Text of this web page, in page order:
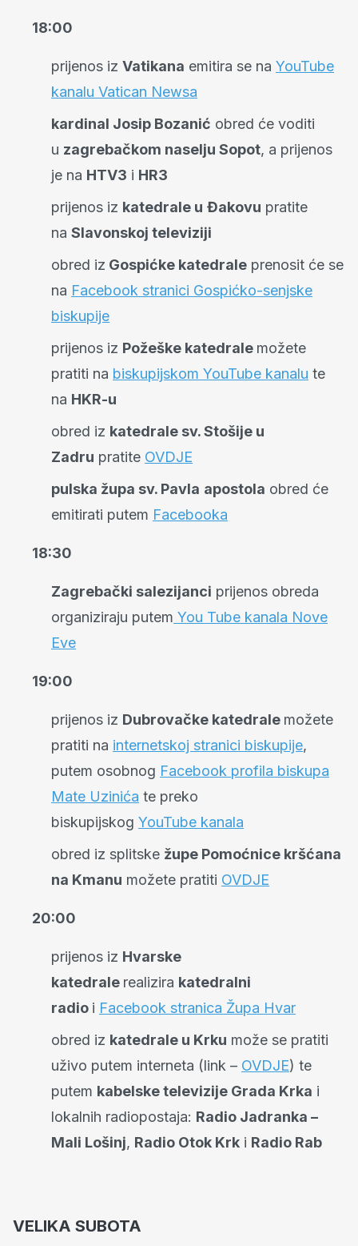
18:00
prijenos iz Vatikana emitira se na YouTube
kanalu Vatican Newsa
kardinal Josip Bozanić obred će voditi
u zagrebačkom naselju Sopot, a prijenos
je na HTV3 i HR3
prijenos iz katedrale u Đakovu pratite
na Slavonskoj televiziji
obred iz Gospićke katedrale prenosit će se
na Facebook stranici Gospićko-senjske
biskupije
prijenos iz Požeške katedrale možete
pratiti na biskupijskom YouTube kanalu te
na HKR-u
obred iz katedrale sv. Stošije u
Zadru pratite OVDJE
pulska župa sv. Pavla apostola obred će
emitirati putem Facebooka
18:30
Zagrebački salezijanci prijenos obreda
organiziraju putem You Tube kanala Nove
Eve
19:00
prijenos iz Dubrovačke katedrale možete
pratiti na internetskoj stranici biskupije,
putem osobnog Facebook profila biskupa
Mate Uzinića te preko
biskupijskog YouTube kanala
obred iz splitske župe Pomoćnice kršćana
na Kmanu možete pratiti OVDJE
20:00
prijenos iz Hvarske
katedrale realizira katedralni
radio i Facebook stranica Župa Hvar
obred iz katedrale u Krku može se pratiti
uživo putem interneta (link – OVDJE) te
putem kabelske televizije Grada Krka i
lokalnih radiopostaja: Radio Jadranka –
Mali Lošinj, Radio Otok Krk i Radio Rab
VELIKA SUBOTA